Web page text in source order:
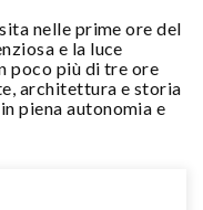
nelle prime ore del
e la luce
poco più di tre ore
architettura e storia
piena autonomia e